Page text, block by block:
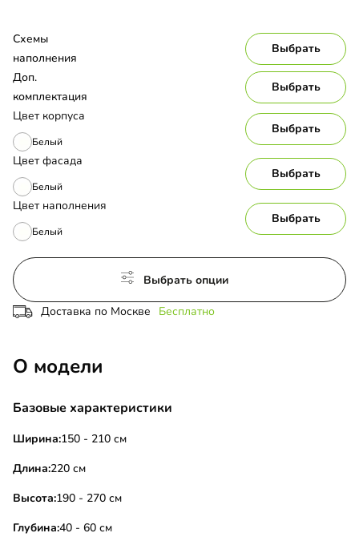
Цвет корпуса
Белый
Выбрать
Цвет фасада
Белый
Выбрать
Цвет наполнения
Белый
Выбрать
Схемы
наполнения
Выбрать
Доп.
комплектация
Выбрать
Выбрать опции
Доставка по Москве Бесплатно
О модели
Базовые характеристики
Ширина:150 - 210 см
Длина:220 см
Высота:190 - 270 см
Глубина:40 - 60 см